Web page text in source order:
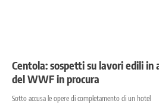
Centola: sospetti su lavori edili in
del WWF in procura
Sotto accusa le opere di completamento di un hotel